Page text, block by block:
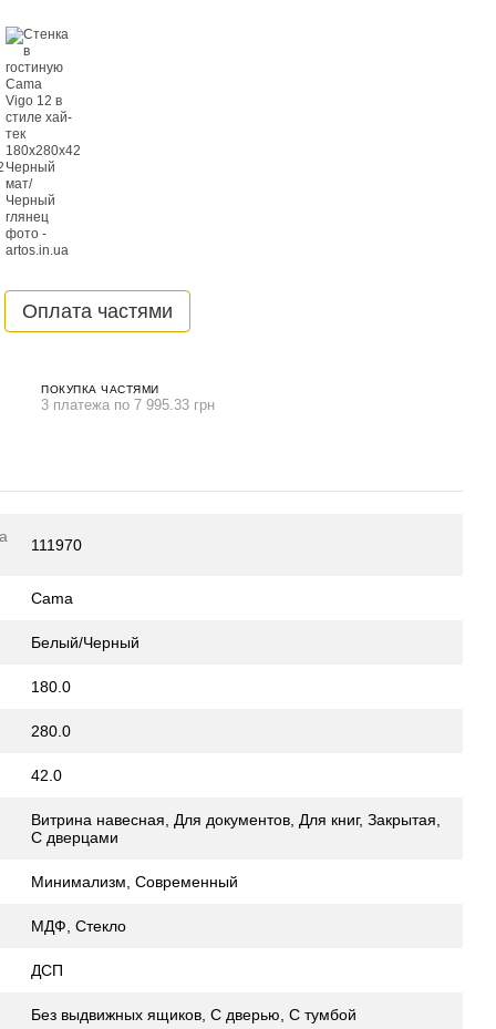
Оплата частями
ПОКУПКА ЧАСТЯМИ
3 платежа по 7 995.33 грн
111970
Cama
Белый/Черный
180.0
280.0
42.0
Витрина навесная, Для документов, Для книг, Закрытая,
С дверцами
Минимализм, Современный
МДФ, Стекло
ДСП
Без выдвижных ящиков, С дверью, С тумбой